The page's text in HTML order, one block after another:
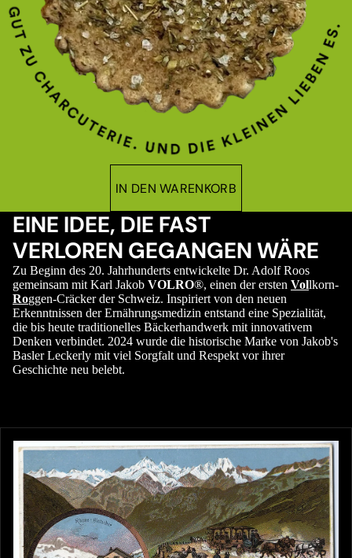
IN DEN WARENKORB
EINE IDEE, DIE FAST
VERLOREN GEGANGEN WÄRE
Zu Beginn des 20. Jahrhunderts entwickelte Dr. Adolf Roos
gemeinsam mit Karl Jakob VOLRO®, einen der ersten Vollkorn-
Roggen-Cräcker der Schweiz. Inspiriert von den neuen
Erkenntnissen der Ernährungsmedizin entstand eine Spezialität,
die bis heute traditionelles Bäckerhandwerk mit innovativem
Denken verbindet. 2024 wurde die historische Marke von Jakob's
Basler Leckerly mit viel Sorgfalt und Respekt vor ihrer
Geschichte neu belebt.